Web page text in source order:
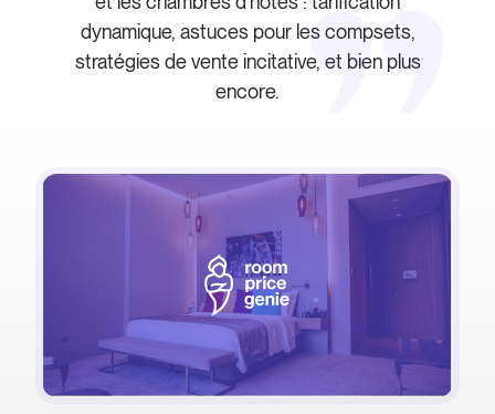
dynamique, astuces pour les compsets,
stratégies de vente incitative, et bien plus
encore.